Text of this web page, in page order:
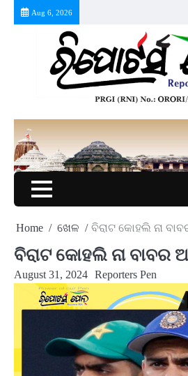
Aug 6, 2026
Home ଖେଳ ବିରାଟ କୋହଲି ନା
ବିରାଟ କୋହଲି ନା ବାବର
August 31, 2024 Reporters Pen